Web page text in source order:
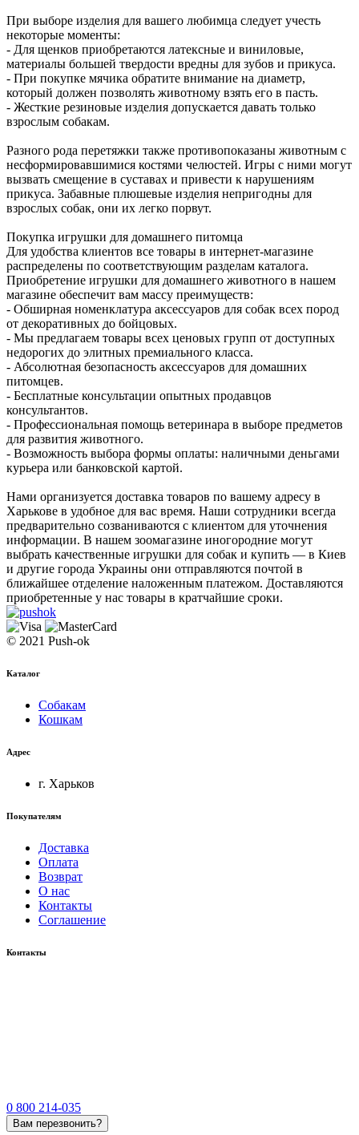
При выборе изделия для вашего любимца следует учесть
некоторые моменты:
- Для щенков приобретаются латексные и виниловые,
материалы большей твердости вредны для зубов и прикуса.
- При покупке мячика обратите внимание на диаметр,
который должен позволять животному взять его в пасть.
- Жесткие резиновые изделия допускается давать только
взрослым собакам.
Разного рода перетяжки также противопоказаны животным с
несформировавшимися костями челюстей. Игры с ними могут
вызвать смещение в суставах и привести к нарушениям
прикуса. Забавные плюшевые изделия непригодны для
взрослых собак, они их легко порвут.
Покупка игрушки для домашнего питомца
Для удобства клиентов все товары в интернет-магазине
распределены по соответствующим разделам каталога.
Приобретение игрушки для домашнего животного в нашем
магазине обеспечит вам массу преимуществ:
- Обширная номенклатура аксессуаров для собак всех пород
от декоративных до бойцовых.
- Мы предлагаем товары всех ценовых групп от доступных
недорогих до элитных премиального класса.
- Абсолютная безопасность аксессуаров для домашних
питомцев.
- Бесплатные консультации опытных продавцов
консультантов.
- Профессиональная помощь ветеринара в выборе предметов
для развития животного.
- Возможность выбора формы оплаты: наличными деньгами
курьера или банковской картой.
Нами организуется доставка товаров по вашему адресу в
Харькове в удобное для вас время. Наши сотрудники всегда
предварительно созваниваются с клиентом для уточнения
информации. В нашем зоомагазине иногородние могут
выбрать качественные игрушки для собак и купить — в Киев
и другие города Украины они отправляются почтой в
ближайшее отделение наложенным платежом. Доставляются
приобретенные у нас товары в кратчайшие сроки.
© 2021 Push-ok
Каталог
Собакам
Кошкам
Адрес
г. Харьков
Покупателям
Доставка
Оплата
Возврат
О нас
Контакты
Соглашение
Контакты
0 800 214-035
Вам перезвонить?